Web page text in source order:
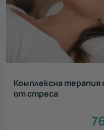
Комплексна терапия
от стреса